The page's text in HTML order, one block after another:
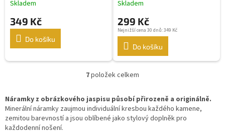
Skladem
349 Kč
Do košíku
Skladem
299 Kč
Nejnižší cena 30 dnů: 349 Kč
Do košíku
O
l
á
d
7položek celkem
Náramky z obrázkového jaspisu působí přirozeně a originálně.
Minerální náramky zaujmou individuální kresbou každého kamene,
zemitou barevností a jsou oblíbené jako stylový doplněk pro
každodenní nošení.